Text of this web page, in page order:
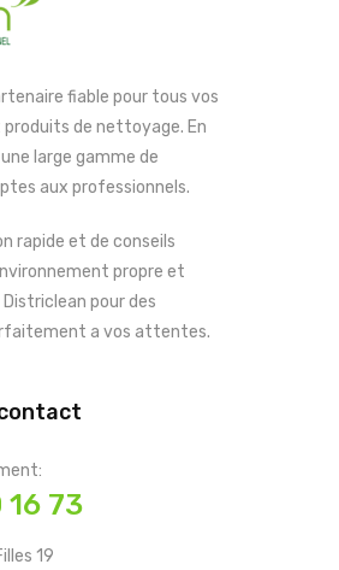
fiable pour tous vos
produits de nettoyage. En
large gamme de
aux professionnels.
rapide et de conseils
propre et
pour des
a vos attentes.
16 73
19